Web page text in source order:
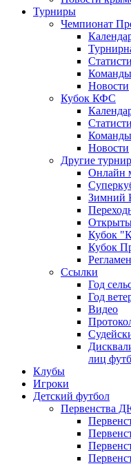
Турниры
Чемпионат
Команды
Новости
Кубок КФС
Команды
Новости
Другие
Онлайн
Зимний
Кубок
Кубок
Ссылки
Год
Год
Видео
лиц
Клубы
Игроки
Детский футбол
Первенства